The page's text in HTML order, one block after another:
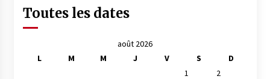
Toutes les dates
août 2026
L
M M J V S
D
1
2